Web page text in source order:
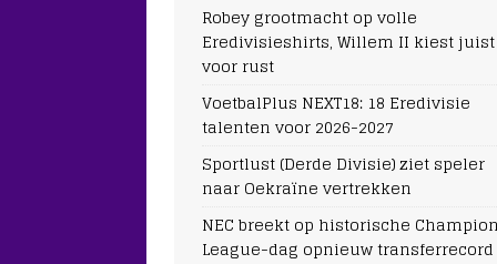
Robey grootmacht op volle
Eredivisieshirts, Willem II kiest juist
voor rust
VoetbalPlus NEXT18: 18 Eredivisie
talenten voor 2026-2027
Sportlust (Derde Divisie) ziet speler
naar Oekraïne vertrekken
NEC breekt op historische
League-dag opnieuw transferrecord